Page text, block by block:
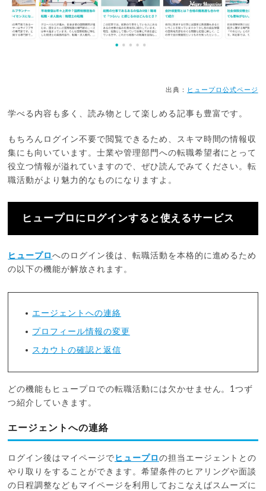
出典： ヒュープロ公式ページ
学べる内容も多く、読み物として楽しめる記事も豊富です。
もちろんログイン不要で閲覧できるため、スキマ時間の情報収
集にも向いています。士業や管理部門への転職希望者にとって
役立つ情報が溢れていますので、ぜひ読んでみてください。転
職活動がより魅力的なものになりますよ。
ヒュープロにログインすると使えるサービス
ヒュープロへのログイン後は、転職活動を本格的に進めるため
の以下の機能が解放されます。
エージェントへの連絡
プロフィール情報の変更
スカウトの確認と返信
どの機能もヒュープロでの転職活動には欠かせません。1つず
つ紹介していきます。
エージェントへの連絡
ログイン後はマイページで ヒュープロ の担当エージェントとの
やり取りをすることができます。希望条件のヒアリングや面談
の日程調整などもマイページを利用しておこなえばスムーズに